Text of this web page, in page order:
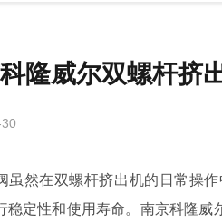
隆威尔双螺杆挤
虽然在双螺杆挤出机的日常操
稳定性和使用寿命。南京科隆威